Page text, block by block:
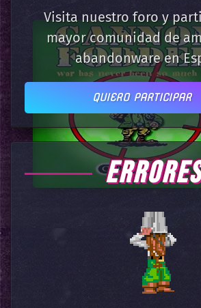
Visita nuestro foro y
mayor comunidad de
abandonware en
QUIERO PARTICIPAR
ERRORES